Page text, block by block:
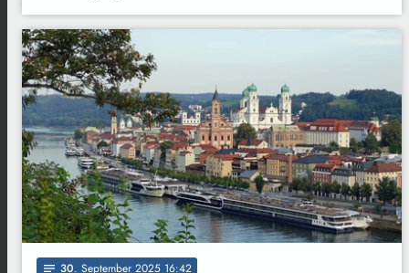
notes 30. September 2025 16:42